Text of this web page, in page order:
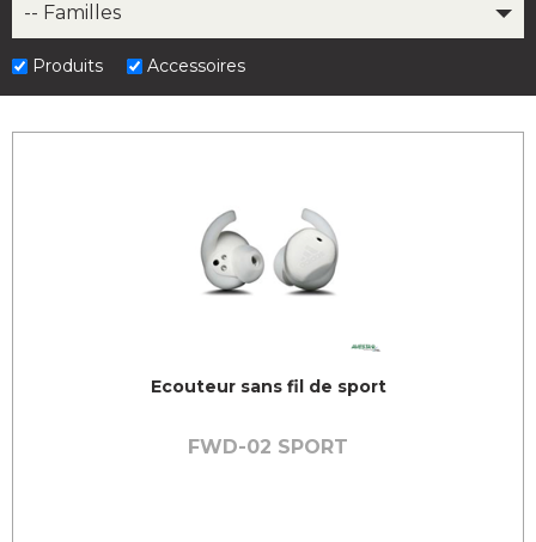
-- Familles
Produits Accessoires
Ecouteur sans fil de sport
FWD-02 SPORT